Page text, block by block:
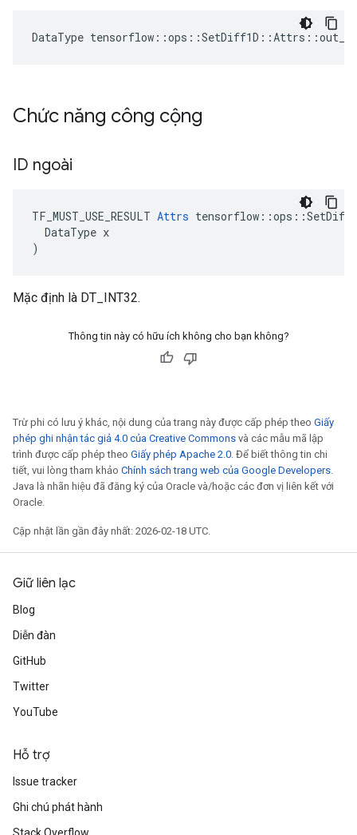
DataType
Chức năng công cộng
ID ngoài
TF_MUST_USE_RESULT Attrs
  DataType x
)
Mặc định là DT_INT32.
Thông tin này có hữu ích không cho bạn không?
Trừ phi có lưu ý khác, nội dung của trang này được cấp phép theo Giấy
phép ghi nhận tác giả 4.0 của Creative Commons và các mẫu mã lập
trình được cấp phép theo Giấy phép Apache 2.0. Để biết thông tin chi
tiết, vui lòng tham khảo Chính sách trang web của Google Developers.
Java là nhãn hiệu đã đăng ký của Oracle và/hoặc các đơn vị liên kết với
Oracle.
Cập nhật lần gần đây nhất: 2026-02-18 UTC.
Giữ liên lạc
Blog
Diễn đàn
GitHub
Twitter
YouTube
Hỗ trợ
Issue tracker
Ghi chú phát hành